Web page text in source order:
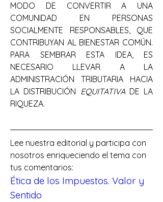
MODO DE CONVERTIR A UNA
COMUNIDAD EN PERSONAS
SOCIALMENTE RESPONSABLES, QUE
CONTRIBUYAN AL BIENESTAR COMÚN.
PARA SEMBRAR ESTA IDEA, ES
NECESARIO LLEVAR A LA
ADMINISTRACIÓN TRIBUTARIA HACIA
LA DISTRIBUCIÓN EQUITATIVA DE LA
RIQUEZA.
Lee nuestra editorial y participa con
nosotros enriqueciendo el tema con
tus comentarios:
Ética de los Impuestos. Valor y
Sentido